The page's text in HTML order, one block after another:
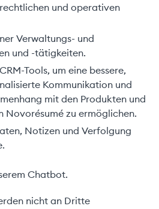
und operativen
Verwaltungs- und
und -tätigkeiten.
Tools, um eine bessere,
Kommunikation und
mit den Produkten und
Novorésumé zu ermöglichen.
Notizen und Verfolgung
Chatbot.
nicht an Dritte